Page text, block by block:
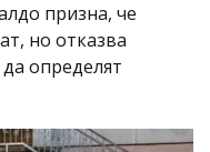
призна, че
но отказва
определят